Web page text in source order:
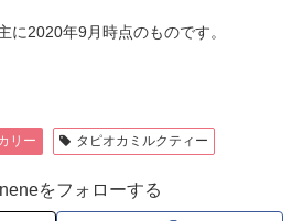
2020年9月時点のものです。
リー タピオカミルクティー
をフォローする